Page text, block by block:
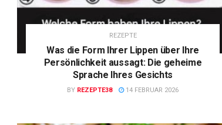
REZEPTE
Was die Form Ihrer Lippen über Ihre
Persönlichkeit aussagt: Die geheime
Sprache Ihres Gesichts
BY REZEPTE38 14 FEBRUAR 2026